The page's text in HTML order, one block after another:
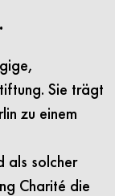
Sie trägt
zu einem
als solcher
Charité die